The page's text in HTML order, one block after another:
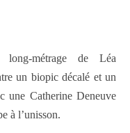
long-métrage de Léa
un biopic décalé et un
une Catherine Deneuve
à l’unisson.